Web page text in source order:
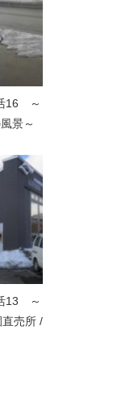
16 ～
景～
13 ～
売所 /